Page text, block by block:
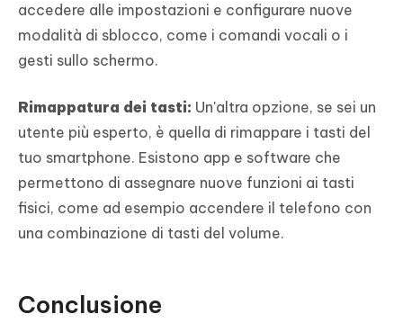
accedere alle impostazioni e configurare nuove
modalità di sblocco, come i comandi vocali o i
gesti sullo schermo.
Rimappatura dei tasti: Un'altra opzione, se sei un
utente più esperto, è quella di rimappare i tasti del
tuo smartphone. Esistono app e software che
permettono di assegnare nuove funzioni ai tasti
fisici, come ad esempio accendere il telefono con
una combinazione di tasti del volume.
Conclusione